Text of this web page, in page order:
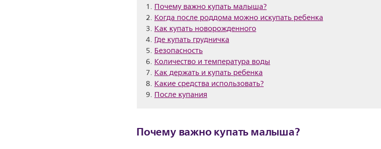
Почему важно купать малыша?
Когда после роддома можно искупать ребенка
Как купать новорожденного
Где купать грудничка
Безопасность
Количество и температура воды
Как держать и купать ребенка
Какие средства использовать?
После купания
Почему важно купать малыша?